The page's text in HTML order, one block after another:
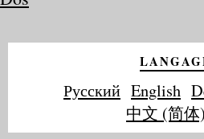
Русский English
中文 (简体